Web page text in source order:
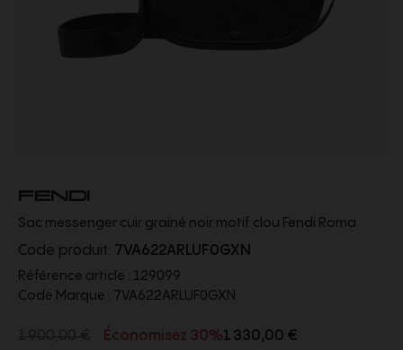
FENDI
Sac messenger cuir grainé noir motif clou Fendi Roma
Code produit: 7VA622ARLUF0GXN
Référence article : 129099
Code Marque : 7VA622ARLUF0GXN
Économisez 30%1 330,00 €